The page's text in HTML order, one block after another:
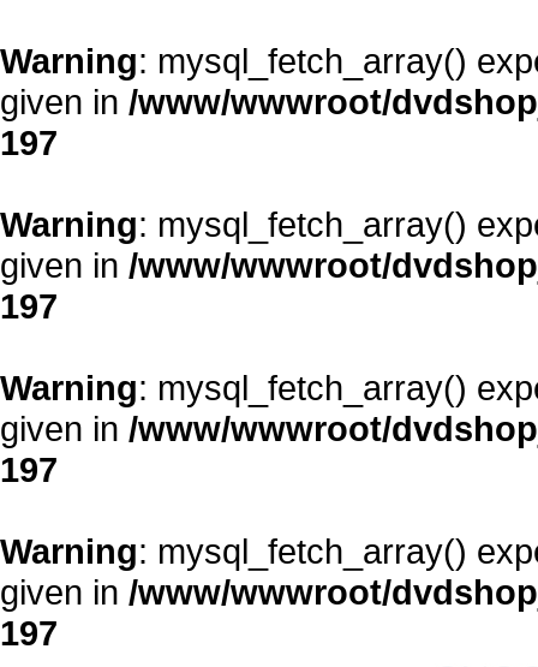
Warning: mysql_fetch_array()
given in /www/wwwroot/
197
Warning: mysql_fetch_array()
given in /www/wwwroot/
197
Warning: mysql_fetch_array()
given in /www/wwwroot/
197
Warning: mysql_fetch_array()
given in /www/wwwroot/
197